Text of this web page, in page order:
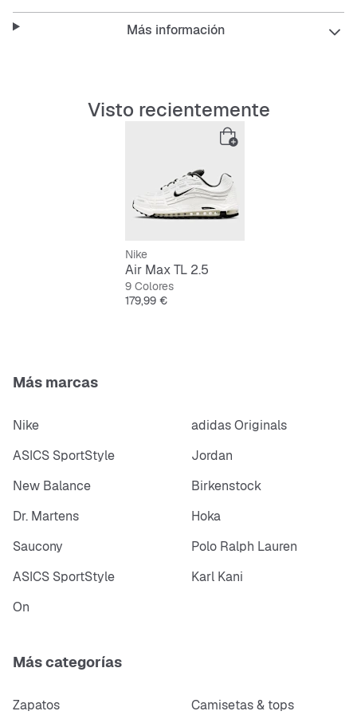
Parte superior que combina tela y piel sintética para una
mayor transpirabilidad y durabilidad.
Más información
Visto recientemente
Nike
Air Max TL 2.5
9 Colores
Precio
179,99 €
Más marcas
Nike
adidas Originals
ASICS SportStyle
Jordan
New Balance
Birkenstock
Dr. Martens
Hoka
Saucony
Polo Ralph Lauren
ASICS SportStyle
Karl Kani
On
Más categorías
Zapatos
Camisetas & tops